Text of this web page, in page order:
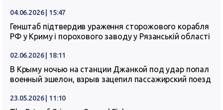
04.06.2026 | 15:47
Генштаб підтвердив ураження сторожового корабля
РФ у Криму і порохового заводу у Рязанській області
02.06.2026 | 18:11
В Крыму ночью на станции Джанкой под удар попал
военный эшелон, взрыв зацепил пассажирский поезд
23.05.2026 | 11:10